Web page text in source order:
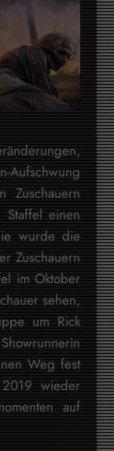
einen
wurde die
Zuschauern
im Oktober
sehen,
um Rick
Weg fest
wieder
auf